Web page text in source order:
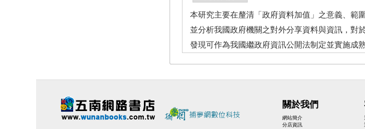
本研究主要在釐清「政府資料加值」之意義、範
並分析我國政府機關之對外分享資料與資訊，對
發現可作為我國繼政府資訊公開法制定並實施成
關於我們
網站簡介
分店資訊